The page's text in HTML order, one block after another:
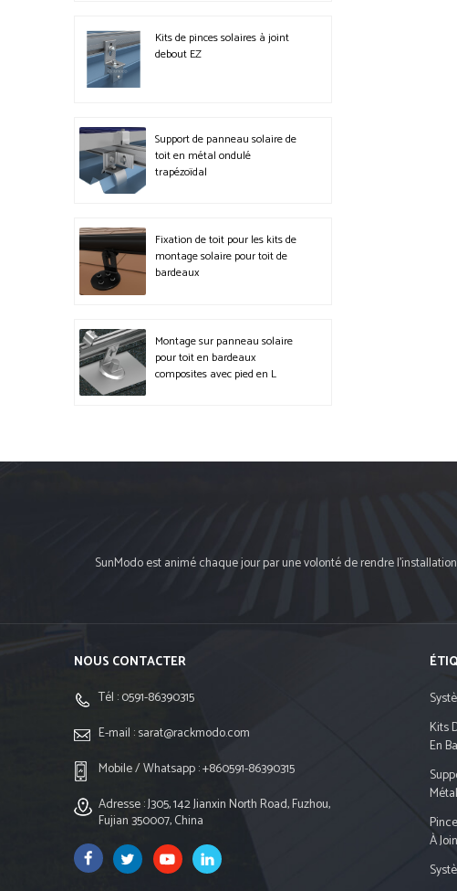
Kits de pinces solaires à joint
debout EZ
Support de panneau solaire de
toit en métal ondulé
trapézoïdal
Fixation de toit pour les kits de
montage solaire pour toit de
bardeaux
Montage sur panneau solaire
pour toit en bardeaux
composites avec pied en L
SunModo est animé chaque jour par une volonté de rendre
NOUS CONTACTER
Tél :0591-86390315
E-mail :sarat@rackmodo.com
Mobile / Whatsapp :+860591-86390315
Adresse : J305, 142 Jianxin North Road, Fuzhou,
Fujian 350007, China
Kits
En
À